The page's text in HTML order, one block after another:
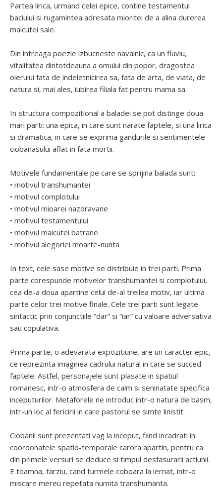
Partea lirica, urmand celei epice, contine testamentul
baciului si rugamintea adresata mioritei de a alina durerea
maicutei sale.
Din intreaga poezie izbucneste navalnic, ca un fluviu,
vitalitatea dintotdeauna a omului din popor, dragostea
oierului fata de indeletnicirea sa, fata de arta, de viata, de
natura si, mai ales, iubirea filiala fat pentru mama sa.
In structura compozitional a baladei se pot distinge doua
mari parti: una epica, in care sunt narate faptele, si una lirica
si dramatica, in care se exprima gandurile si sentimentele
ciobanasului aflat in fata mortii.
Motivele fundamentale pe care se sprijina balada sunt:
• motivul transhumantei
• motivul complotului
• motivul mioarei nazdravane
• motivul testamentului
• motivul maicutei batrane
• motivul alegoriei moarte-nunta
In text, cele sase motive se distribuie in trei parti. Prima
parte corespunde motivelor transhumantei si complotului,
cea de-a doua apartine celui de-al treilea motiv, iar ultima
parte celor trei motive finale. Cele trei parti sunt legate
sintactic prin conjunctiile “dar” si “iar” cu valoare adversativa
sau copulativa.
Prima parte, o adevarata expozitiune, are un caracter epic,
ce reprezinta imaginea cadrului natural in care se succed
faptele. Astfel, personajele sunt plasate in spatiul
romanesc, intr-o atmosfera de calm si seninatate specifica
inceputurilor. Metaforele ne introduc intr-o natura de basm,
intr-un loc al fericirii in care pastorul se simte linistit.
Ciobanii sunt prezentati vag la inceput, fiind incadrati in
coordonatele spatio-temporale carora apartin, pentru ca
din primele versuri se deduce si timpul desfasurarii actiunii.
E toamna, tarziu, cand turmele coboara la iernat, intr-o
miscare mereu repetata numita transhumanta.